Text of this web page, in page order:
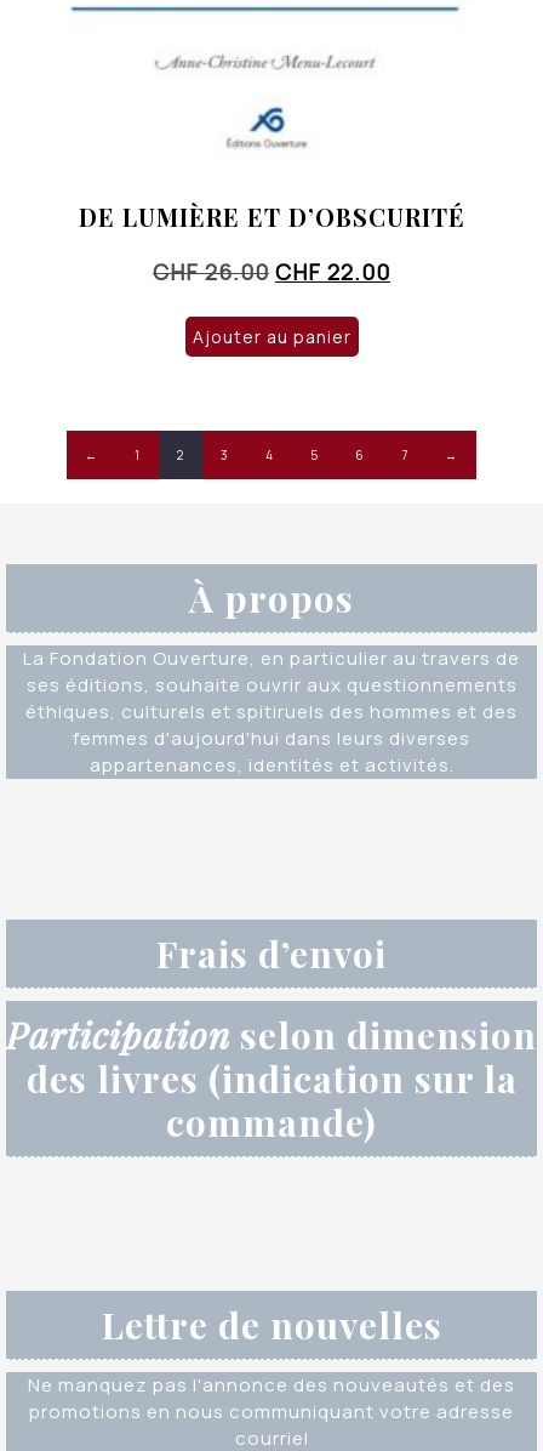
DE LUMIÈRE ET D’OBSCURITÉ
CHF26.00 Le
initial
CHF 22.00
Ajouter au panier
← 1 2 3 4 5 6 7 →
À propos
La Fondation Ouverture, en particulier au travers de
ses éditions, souhaite ouvrir aux questionnements
éthiques, culturels et spitiruels des hommes et des
femmes d'aujourd'hui dans leurs diverses
appartenances, identités et activités.
Frais d’envoi
Participation selon dimension
des livres (indication sur la
commande)
Lettre de nouvelles
Ne manquez pas l'annonce des nouveautés et des
promotions en nous communiquant votre adresse
courriel